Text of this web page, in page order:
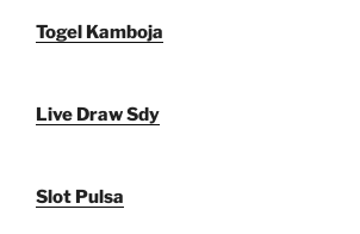
Togel Kamboja
Live Draw Sdy
Slot Pulsa